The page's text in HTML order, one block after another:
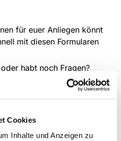
Cookies
Inhalte und Anzeigen zu
für euer Anliegen könnt
mit diesen Formularen
habt noch Fragen?